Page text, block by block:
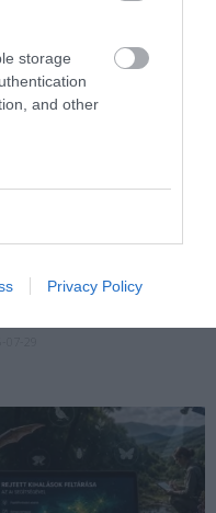
storage
and other
Privacy Policy
CSATORNAKÉNT